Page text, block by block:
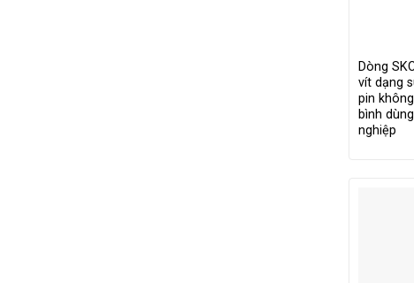
Dòng
vít dạng
pin
bình
nghiệp